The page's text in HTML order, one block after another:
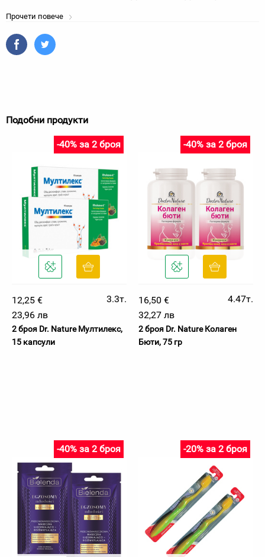
Прочети повече
Подобни продукти
-40% за 2 броя
12,25 €
3.3т.
23,96 лв
2 броя Dr. Nature Мултилекс,
15 капсули
-40% за 2 броя
16,50 €
4.47т.
32,27 лв
2 броя Dr. Nature Колаген
Бюти, 75 гр
-40% за 2 броя -20% за 2 броя